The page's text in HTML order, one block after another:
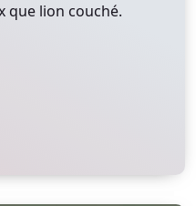
que lion couché.